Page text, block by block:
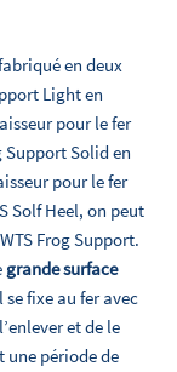
en deux
Light en
pour le fer
Support Solid en
pour le fer
Solf Heel, on peut
Frog Support.
grande surface
se fixe au fer avec
et de le
une période de